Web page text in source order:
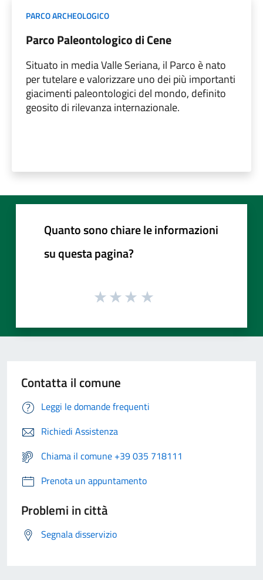
PARCO ARCHEOLOGICO
Parco Paleontologico di Cene
Situato in media Valle Seriana, il Parco è nato
per tutelare e valorizzare uno dei più importanti
giacimenti paleontologici del mondo, definito
geosito di rilevanza internazionale.
Quanto sono chiare le informazioni
su questa pagina?
Contatta il comune
Leggi le domande frequenti
Richiedi Assistenza
Chiama il comune +39 035 718111
Prenota un appuntamento
Problemi in città
Segnala disservizio